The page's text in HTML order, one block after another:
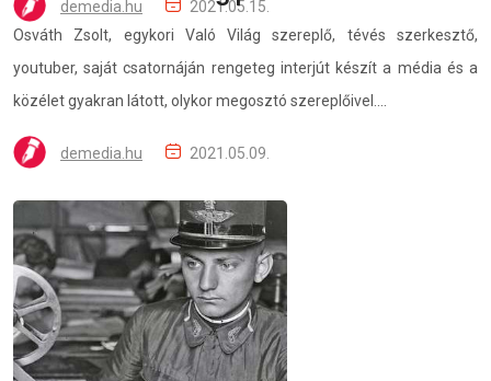
demedia.hu 2021.05.15.
Osváth Zsolt, egykori Való Világ szereplő, tévés szerkesztő,
youtuber, saját csatornáján rengeteg interjút készít a média és a
közélet gyakran látott, olykor megosztó szereplőivel....
demedia.hu 2021.05.09.